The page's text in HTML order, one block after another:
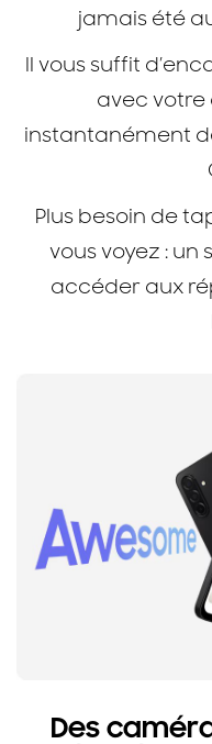
jamais été
Il vous suffit
avec
instantanément
Plus besoin de
vous voyez :
accéder aux
Des